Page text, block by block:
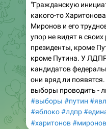
"Гражданскую
какого-то
Миронов и его
упор не видят в
президенты, кроме
кроме Путина. У
кандидатов
они вряд ли
выборы проводить -
#выборы #путин
#яблоко#лдпр
#харитонов#миронов